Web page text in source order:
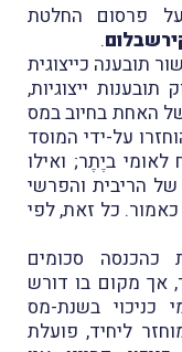
דיווחנו על פרסום החלטת
.
תובענה כייצוגית
ייצוגיות,
של האחת בחיוב במס
על-ידי המוסד
ביֶתֶר; ואילו
של הריבית והפרשי
כל זאת, לפי
כהכנסה סכומים
אך מקום בו דורש
כניכוי בשנת-מס
ליחיד, פועלת